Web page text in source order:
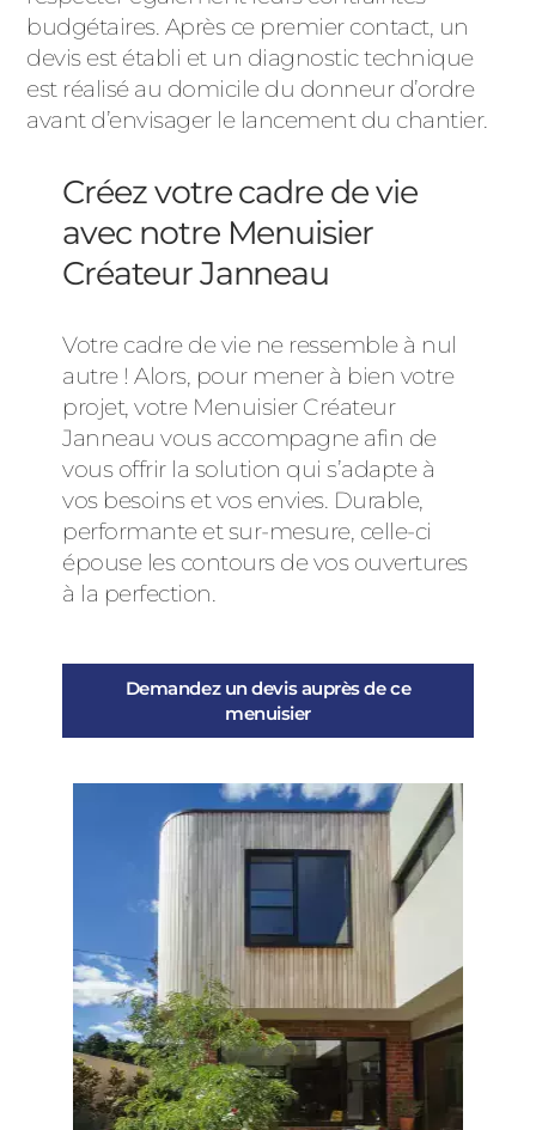
budgétaires. Après ce premier contact, un
devis est établi et un diagnostic technique
est réalisé au domicile du donneur d’ordre
avant d’envisager le lancement du chantier.
Créez votre cadre de vie
avec notre Menuisier
Créateur Janneau
Votre cadre de vie ne ressemble à nul
autre ! Alors, pour mener à bien votre
projet, votre Menuisier Créateur
Janneau vous accompagne afin de
vous offrir la solution qui s’adapte à
vos besoins et vos envies. Durable,
performante et sur-mesure, celle-ci
épouse les contours de vos ouvertures
à la perfection.
Demandez un devis auprès de ce
menuisier